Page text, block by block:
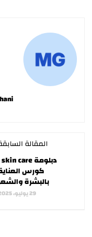
المقالة
كورس
بالبشرة
29 يوليو، 2025